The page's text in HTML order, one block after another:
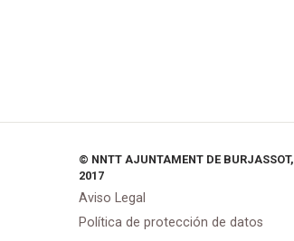
© NNTT AJUNTAMENT DE BURJASSOT,
2017
Aviso Legal
Política de protección de datos